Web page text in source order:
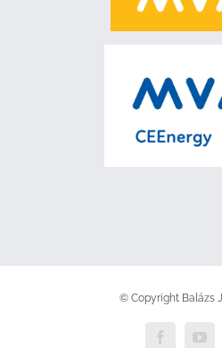
© Copyright Balázs
Facebook